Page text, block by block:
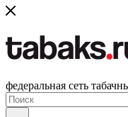
федеральная сеть